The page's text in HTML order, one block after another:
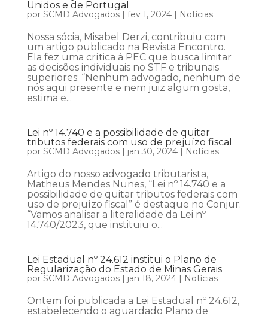
Unidos e de Portugal
por SCMD Advogados| fev 1, 2024| Notícias
Nossa sócia, Misabel Derzi, contribuiu com
um artigo publicado na Revista Encontro.
Ela fez uma crítica à PEC que busca limitar
as decisões individuais no STF e tribunais
superiores: “Nenhum advogado, nenhum de
nós aqui presente e nem juiz algum gosta,
estima e...
Lei nº 14.740 e a possibilidade de quitar
tributos federais com uso de prejuízo fiscal
por SCMD Advogados| jan 30, 2024| Notícias
Artigo do nosso advogado tributarista,
Matheus Mendes Nunes, “Lei nº 14.740 e a
possibilidade de quitar tributos federais com
uso de prejuízo fiscal” é destaque no Conjur.
“Vamos analisar a literalidade da Lei nº
14.740/2023, que instituiu o...
Lei Estadual nº 24.612 institui o Plano de
Regularização do Estado de Minas Gerais
por SCMD Advogados| jan 18, 2024| Notícias
Ontem foi publicada a Lei Estadual nº 24.612,
estabelecendo o aguardado Plano de